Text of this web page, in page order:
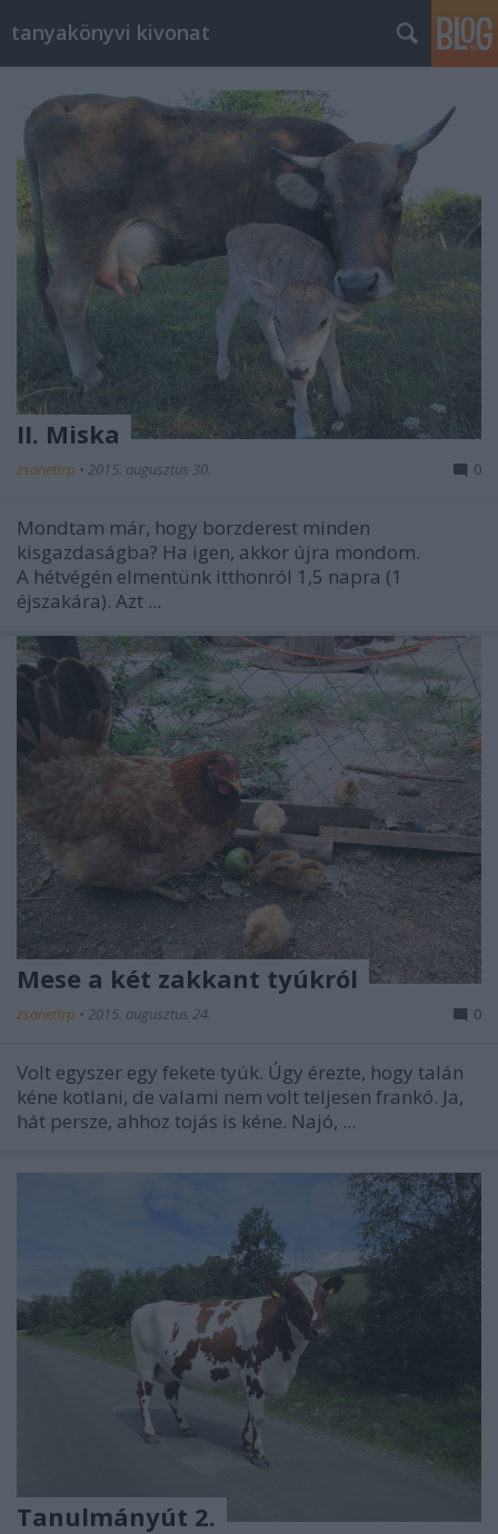
tanyakönyvi kivonat
II. Miska
zsanettrp • 2015. augusztus 30. 0
Mondtam már, hogy borzderest minden
kisgazdaságba? Ha igen, akkor újra mondom.
A hétvégén elmentünk itthonról 1,5 napra (1
éjszakára). Azt ...
Mese a két zakkant tyúkról
zsanettrp • 2015. augusztus 24. 0
Volt egyszer egy fekete tyúk. Úgy érezte, hogy talán
kéne kotlani, de valami nem volt teljesen frankó. Ja,
hát persze, ahhoz tojás is kéne. Najó, ...
Tanulmányút 2.